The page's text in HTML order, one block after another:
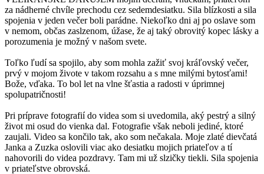
za nádherné chvíle prechodu cez sedemdesiatku. Sila blízkosti a sila
spojenia v jeden večer boli parádne. Niekoľko dni aj po oslave som
v nemom, občas zaslzenom, úžase, že aj taký obrovitý kopec lásky a
porozumenia je možný v našom svete.
Toľko ľudí sa spojilo, aby som mohla zažiť svoj kráľovský večer,
prvý v mojom živote v takom rozsahu a s mne milými bytosťami!
Bože, vďaka. To bol let na vlne šťastia a radosti v úprimnej
spolupatričnosti!
Pri príprave fotografií do videa som si uvedomila, aký pestrý a silný
život mi osud do vienka dal. Fotografie však neboli jediné, ktoré
zaujali. Video sa končilo tak, ako som nečakala. Moje zlaté dievčatá
Janka a Zuzka oslovili viac ako desiatku mojich priateľov a tí
nahovorili do videa pozdravy. Tam mi už slzičky tiekli. Sila spojenia
v priateľstve obrovská.